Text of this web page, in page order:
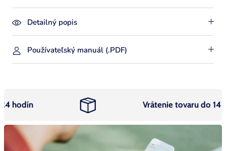
Detailný popis
Používateľský manuál (.PDF)
Vrátenie tovaru do 14 dní